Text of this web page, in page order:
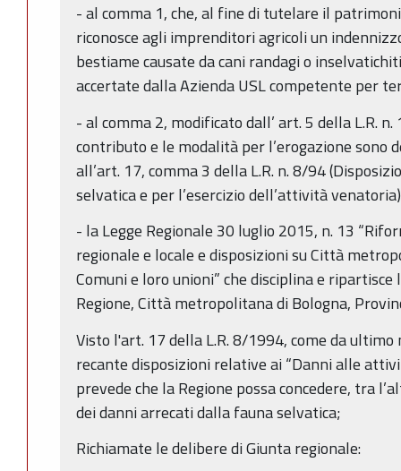
- al comma 1, che, al fine di tutelare il
riconosce agli imprenditori agricoli un
bestiame causate da cani randagi o
accertate dalla Azienda USL competente per
- al comma 2, modificato dall’ art. 5 della L.R.
contributo e le modalità per l’erogazione sono
all’art. 17, comma 3 della L.R. n. 8/94
selvatica e per l’esercizio dell’attività
- la Legge Regionale 30 luglio 2015, n. 13
regionale e locale e disposizioni su Città
Comuni e loro unioni” che disciplina e
Regione, Città metropolitana di Bologna,
Visto l'art. 17 della L.R. 8/1994, come da
recante disposizioni relative ai “Danni alle
prevede che la Regione possa concedere, tra
dei danni arrecati dalla fauna selvatica;
Richiamate le delibere di Giunta regionale: